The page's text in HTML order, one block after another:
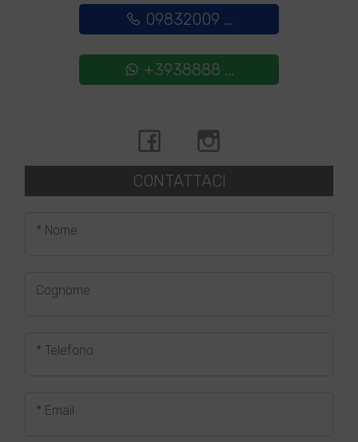
09832009 ...
+3938888 ...
CONTATTACI
* Nome
Cognome
* Telefono
* Email